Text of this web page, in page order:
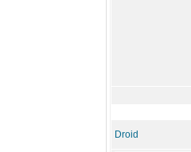
Droid